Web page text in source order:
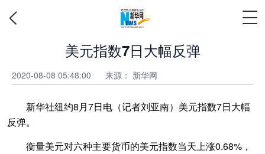
美元指数7日大幅反弹
2020-08-08 05:48:00 来源： 新华网
新华社纽约8月7日电（记者刘亚南）美元指数7日大幅
反弹。
衡量美元对六种主要货币的美元指数当天上涨0.68%，